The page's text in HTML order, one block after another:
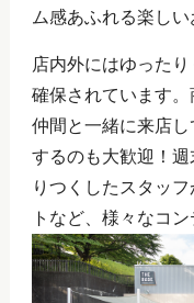
ム感あふれる楽しい
店内外にはゆった
確保されています。
仲間と一緒に来店
するのも大歓迎！
りつくしたスタッ
トなど、様々なコ